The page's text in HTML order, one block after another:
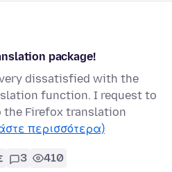
package!
very dissatisfied with the
function. I request to
the Firefox translation
περισσότερα)
3 410